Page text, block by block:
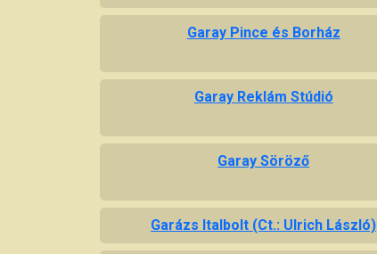
Garay Pince és Borház
Garay Reklám Stúdió
Garay Söröző
Garázs Italbolt (Ct.: Ulrich László)